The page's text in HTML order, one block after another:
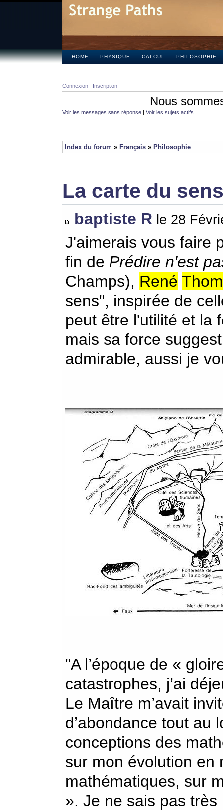
HOME PHYSIQUE CALCUL PHILOSOPHIE
Connexion Inscription
Nous
Voir les messages sans réponse | Voir les sujets actifs
Index du forum » Français » Philosophie
La carte du
baptiste R le 28
J'aimerais vous faire
fin de Prédire n'est
Champs), René Thom
sens", inspirée de
peut être l'utilité et la
mais sa force
admirable, aussi je
"A l’époque de «
catastrophes, j’ai
Le Maître m’avait
d’abondance tout au
conceptions des
sur mon évolution en
mathématiques, sur
». Je ne sais pas très